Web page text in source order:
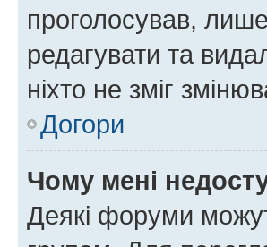
проголосував,
редагувати та
ніхто не зміг
Догори
Чому мені
Деякі форуми